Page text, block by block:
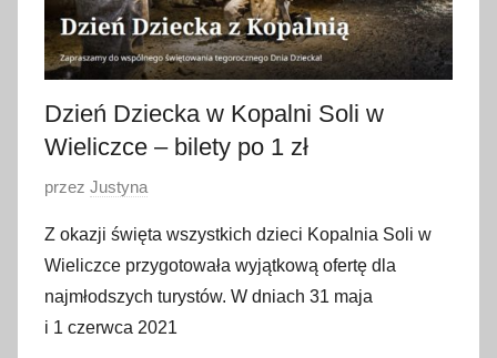
2
0
2
Dzień Dziecka w Kopalni Soli w
Wieliczce – bilety po 1 zł
O
u
b
l
i
przez Justyna
Z okazji święta wszystkich dzieci Kopalnia Soli w
Wieliczce przygotowała wyjątkową ofertę dla
najmłodszych turystów. W dniach 31 maja
i 1 czerwca 2021